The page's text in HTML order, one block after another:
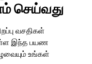
செய்வது
வசதிகள்
இந்த பயண
உங்கள்